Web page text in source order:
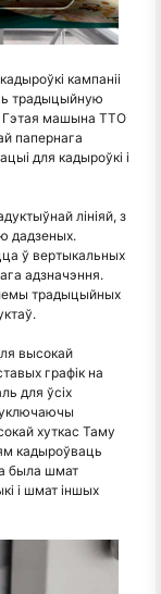
кампаніі
традыцыйную
машына TTO
папернага
для кадыроўкі і
лініяй, з
дадзеных.
ў вертыкальных
адзначэння.
традыцыйных
высокай
графік на
для ўсіх
уключаючы
хуткас Таму
кадыроўваць
была шмат
і шмат іншых